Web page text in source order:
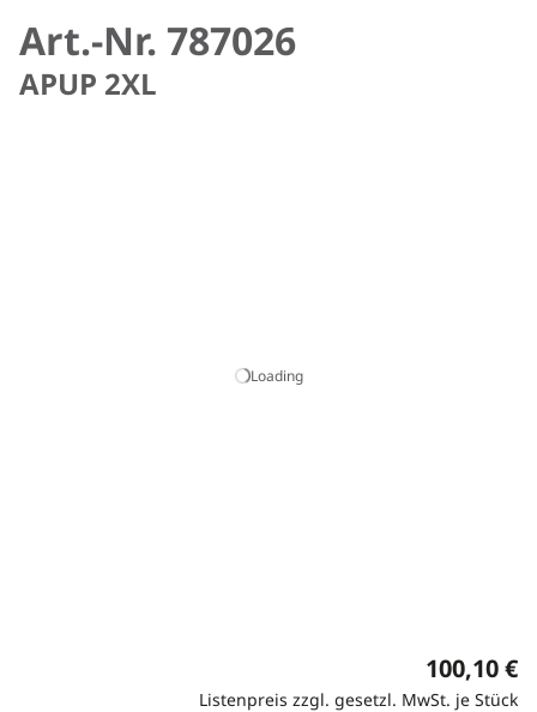
Art.-Nr. 787026
APUP 2XL
Loading
100,10 €
Listenpreis zzgl. gesetzl. MwSt. je Stück